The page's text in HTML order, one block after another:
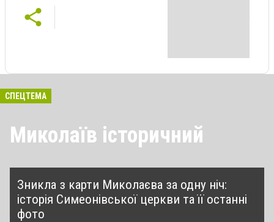
СПЕЦТЕМА
Миколаїв історичний
Зникла з карти Миколаєва за одну ніч:
історія Симеонівської церкви та її останні
фото